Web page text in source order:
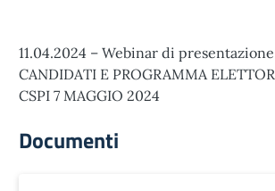
11.04.2024 – Webinar di presentazione
CANDIDATI E PROGRAMMA
CSPI 7 MAGGIO 2024
Documenti